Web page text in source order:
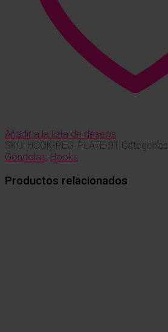
Añadir a la lista de deseos
SKU: HOOK-PEG_PLATE-01 Categorías:
Góndolas, Hooks
Productos relacionados